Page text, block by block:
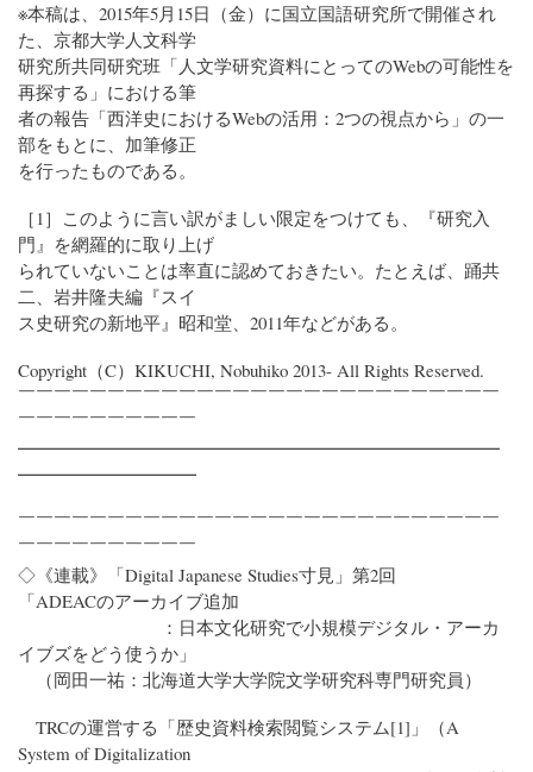
※本稿は、2015年5月15日（金）に国立国語研究所で開催され
た、京都大学人文科学
研究所共同研究班「人文学研究資料にとってのWebの可能性を
再探する」における筆
者の報告「西洋史におけるWebの活用：2つの視点から」の一
部をもとに、加筆修正
を行ったものである。
［1］このように言い訳がましい限定をつけても、『研究入
門』を網羅的に取り上げ
られていないことは率直に認めておきたい。たとえば、踊共
二、岩井隆夫編『スイ
ス史研究の新地平』昭和堂、2011年などがある。
Copyright（C）KIKUCHI, Nobuhiko 2013- All Rights Reserved.
￣￣￣￣￣￣￣￣￣￣￣￣￣￣￣￣￣￣￣￣￣￣￣￣￣￣￣
￣￣￣￣￣￣￣￣￣￣
━━━━━━━━━━━━━━━━━━━━━━━━━━━
━━━━━━━━━━
￣￣￣￣￣￣￣￣￣￣￣￣￣￣￣￣￣￣￣￣￣￣￣￣￣￣￣
￣￣￣￣￣￣￣￣￣￣
◇《連載》「Digital Japanese Studies寸見」第2回
「ADEACのアーカイブ追加
：日本文化研究で小規模デジタル・アーカ
イブズをどう使うか」
（岡田一祐：北海道大学大学院文学研究科専門研究員）
TRCの運営する「歴史資料検索閲覧システム[1]」（A
System of Digitalization